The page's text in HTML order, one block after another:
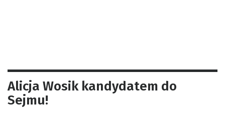
Alicja Wosik kandydatem do
Sejmu!